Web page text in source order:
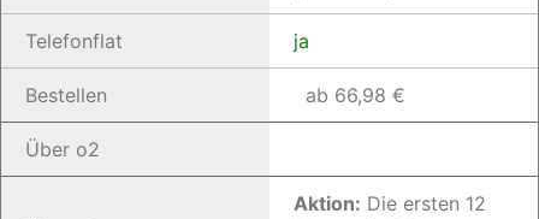
Telefonflat ja
Bestellen ab 66,98 €
Über o2
Aktion: Die ersten 12